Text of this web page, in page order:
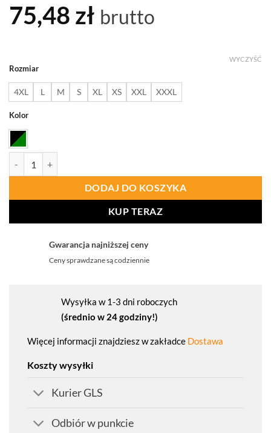
75,48 zł brutto
Rozmiar
4XL L M S XL XS XXL XXXL
Kolor
WYCZYŚĆ
DODAJ DO KOSZYKA
KUP TERAZ
Gwarancja najniższej ceny
Ceny sprawdzane są codziennie
Wysyłka w 1-3 dni roboczych
(średnio w 24 godziny!)
Więcej informacji znajdziesz w zakładce Dostawa
Koszty wysyłki
Kurier GLS
Odbiór w punkcie